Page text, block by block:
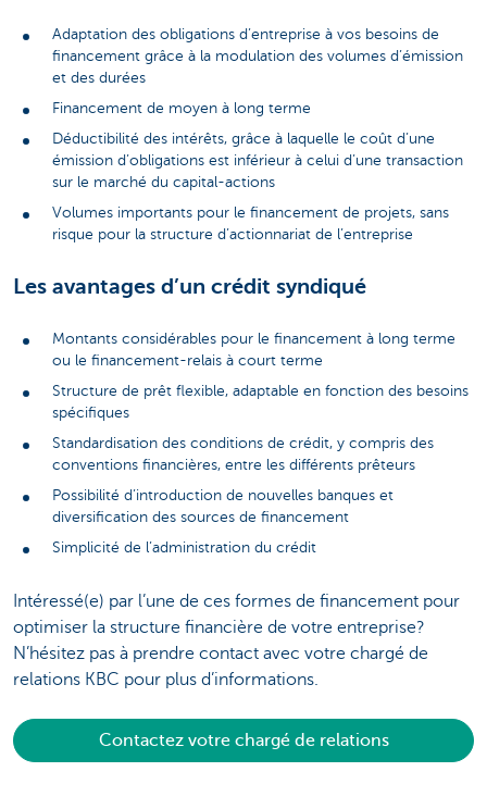
Adaptation des obligations d’entreprise à vos besoins de
financement grâce à la modulation des volumes d’émission
et des durées
Financement de moyen à long terme
Déductibilité des intérêts, grâce à laquelle le coût d’une
émission d’obligations est inférieur à celui d’une transaction
sur le marché du capital-actions
Volumes importants pour le financement de projets, sans
risque pour la structure d’actionnariat de l’entreprise
Les avantages d’un crédit syndiqué
Montants considérables pour le financement à long terme
ou le financement-relais à court terme
Structure de prêt flexible, adaptable en fonction des besoins
spécifiques
Standardisation des conditions de crédit, y compris des
conventions financières, entre les différents prêteurs
Possibilité d’introduction de nouvelles banques et
diversification des sources de financement
Simplicité de l’administration du crédit
Intéressé(e) par l’une de ces formes de financement pour
optimiser la structure financière de votre entreprise?
N’hésitez pas à prendre contact avec votre chargé de
relations KBC pour plus d’informations.
Contactez votre chargé de relations